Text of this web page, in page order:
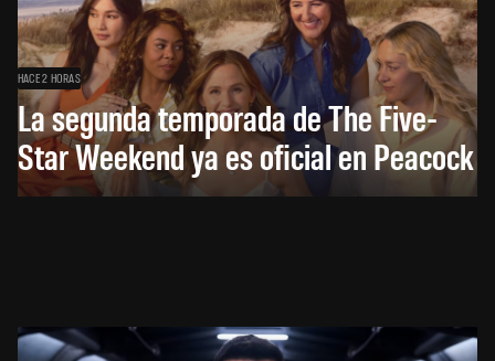
HACE 2 HORAS
La segunda temporada de The Five-
Star Weekend ya es oficial en Peacock